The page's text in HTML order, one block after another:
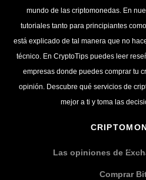
mundo de las criptomonedas. En
tutoriales tanto para principiantes
está explicado de tal manera que no
técnico. En CryptoTips puedes leer
empresas donde puedes comprar tu
opinión. Descubre qué servicios de
mejor a ti y toma las
Las opiniones de
Comprar